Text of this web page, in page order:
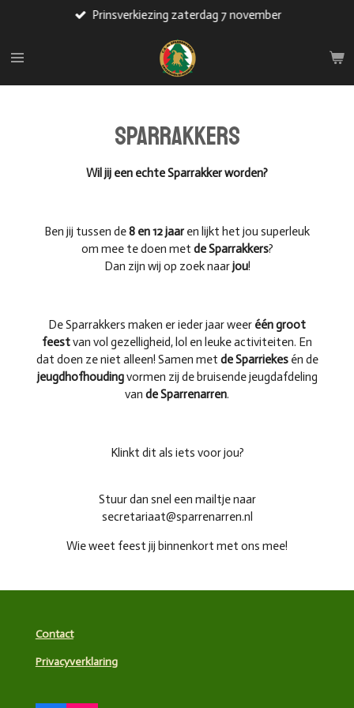
naar
hoofdinhoud
Prinsverkiezing zaterdag 7 november
Sparrakkers
Wil jij een echte Sparrakker worden?
Ben jij tussen de8 en 12 jaar en lijkt het jou superleuk
om mee te doen met de Sparrakkers?
Dan zijn wij op zoek naarjou!
De Sparrakkers maken er ieder jaar weer één groot
feestvan vol gezelligheid, lol en leuke activiteiten. En
dat doen ze niet alleen! Samen met de Sparriekesén de
jeugdhofhoudingvormen zij de bruisende jeugdafdeling
van de Sparrenarren.
Klinkt dit als iets voor jou?
Stuur dan snel een mailtje naar
secretariaat@sparrenarren.nl
Wie weet feest jij binnenkort met ons mee!
Contact
Privacyverklaring